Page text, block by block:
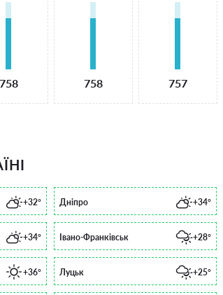
758 758 757
+32° Дніпро +34°
+34° Івано-Франківськ +28°
+36° Луцьк +25°